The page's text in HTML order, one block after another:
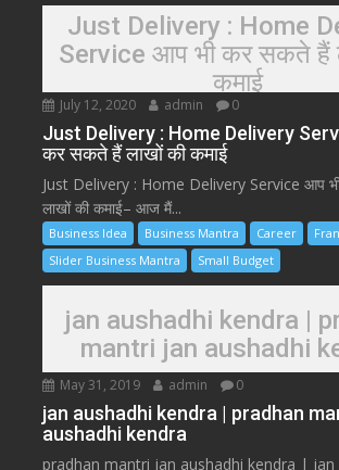
Just Delivery : Home
Service आप भी कर सकते हैं
कमाई
July 12, 2020 admin 0
Just Delivery : Home Delivery
कर सकते हैं लाखों की कमाई
Just Delivery : Home Delivery Service आप
लाखों की कमाई– आज मैं...
Business Idea Business Mantra Career
Slider Business Mantra
Small Budget
jan aushadhi kendra |
mantri jan aushadhi
May 31, 2019 admin 0
jan aushadhi kendra | pradhan
aushadhi kendra
pradhan mantri jan aushadhi kendra | jan